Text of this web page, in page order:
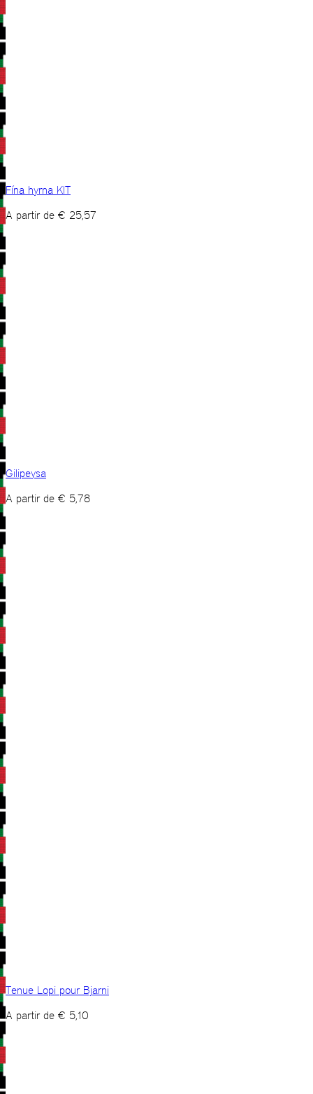
Fína hyrna KIT
A partir de € 25,57
Gilipeysa
A partir de € 5,78
Tenue Lopi pour Bjarni
A partir de € 5,10